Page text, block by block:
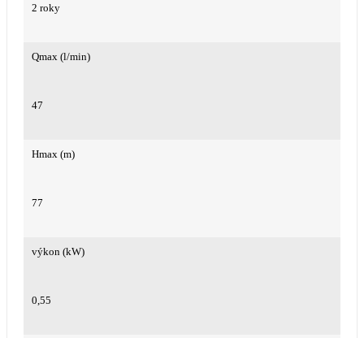
2 roky
Qmax (l/min)
47
Hmax (m)
77
výkon (kW)
0,55